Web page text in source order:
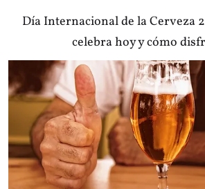
Día Internacional de la Cerveza
celebra hoy y cómo